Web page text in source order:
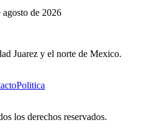
agosto de 2026
Juarez y el norte de Mexico.
Politica
los derechos reservados.